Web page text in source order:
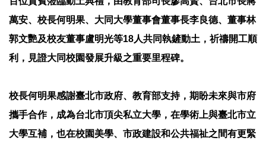
萬安、校長何明果、大同大學董事會董事長李良德、董事林
郭文艷及校友董事盧明光等18人共同執鏟動土，祈禱開工順
利，見證大同校園發展升級之重要里程碑。
校長何明果感謝臺北市政府、教育部支持，期盼未來與市府
攜手合作，成為台北市頂尖私立大學，在學術上與臺北市立
大學互補，也在校園美學、市政建設和公共福祉之間有更緊